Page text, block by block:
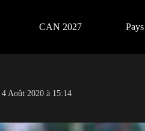
CAN 2027 Pays
4 Août 2020 à 15:14